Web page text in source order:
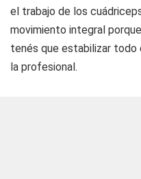
el trabajo de los
movimiento integral
tenés que estabilizar todo
la profesional.